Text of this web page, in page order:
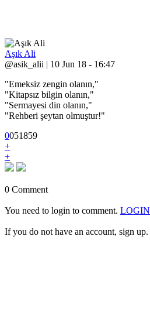
Aşık Ali
@asik_alii | 10 Jun 18 - 16:47
"Emeksiz zengin olanın,"
"Kitapsız bilgin olanın,"
"Sermayesi din olanın,"
"Rehberi şeytan olmuştur!"
0051859
+
+
0 Comment
You need to login to comment. LOGIN
If you do not have an account, sign up.